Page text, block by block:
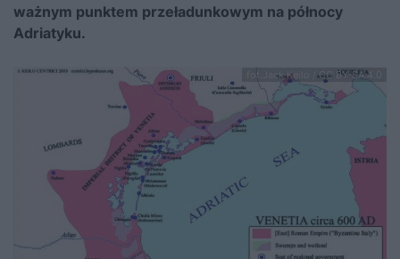
ważnym punktem przeładunkowym na północy
Adriatyku.
fot.Jack Keilo / CC BY-SA 4.0